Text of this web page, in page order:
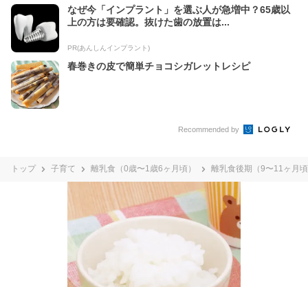
なぜ今「インプラント」を選ぶ人が急増中？65歳以
上の方は要確認。抜けた歯の放置は...
PR(あんしんインプラント)
春巻きの皮で簡単チョコシガレットレシピ
Recommended by
トップ 子育て 離乳食（0歳〜1歳6ヶ月頃） 離乳食後期（9〜11ヶ月